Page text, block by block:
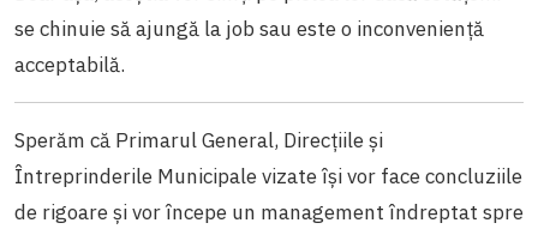
se chinuie să ajungă la job sau este o inconveniență
acceptabilă.
Sperăm că Primarul General, Direcțiile și
Întreprinderile Municipale vizate își vor face concluziile
de rigoare și vor începe un management îndreptat spre